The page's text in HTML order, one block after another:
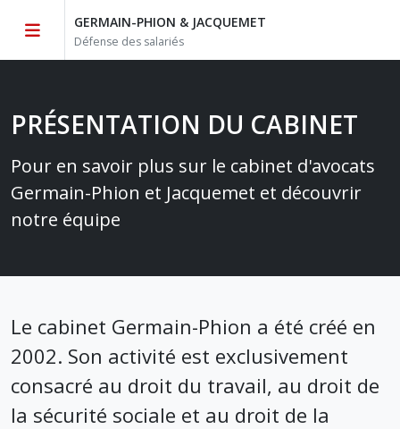
GERMAIN-PHION & JACQUEMET
Défense des salariés
PRÉSENTATION DU CABINET
Pour en savoir plus sur le cabinet d'avocats
Germain-Phion et Jacquemet et découvrir
notre équipe
Le cabinet Germain-Phion a été créé en
2002. Son activité est exclusivement
consacré au droit du travail, au droit de
la sécurité sociale et au droit de la